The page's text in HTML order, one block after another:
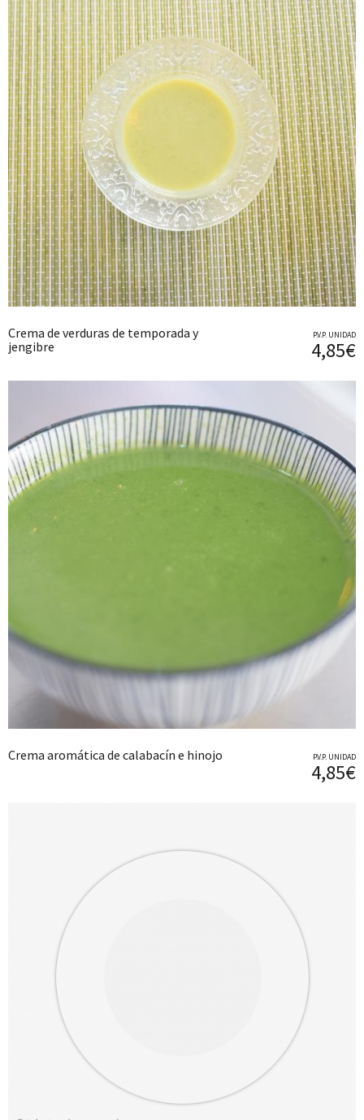
Crema de verduras de temporada y
jengibre
P.V.P. UNIDAD
4,85€
Crema aromática de calabacín e hinojo P.V.P. UNIDAD
4,85€